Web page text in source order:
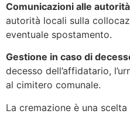
Comunicazioni alle autorità
autorità locali sulla
eventuale spostamento.
Gestione in caso di
decesso dell’affidatario,
al cimitero comunale.
La cremazione è una